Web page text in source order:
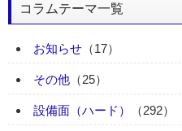
コラムテーマ一覧
お知らせ （17）
その他 （25）
設備面（ハード） （292）